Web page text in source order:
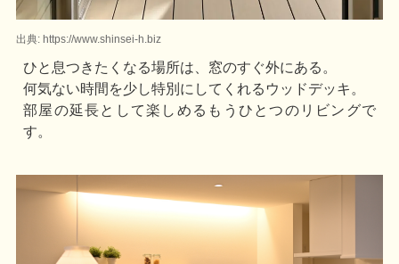
出典: https://www.shinsei-h.biz
ひと息つきたくなる場所は、窓のすぐ外にある。
何気ない時間を少し特別にしてくれるウッドデッキ。
部屋の延長として楽しめるもうひとつのリビングで
す。